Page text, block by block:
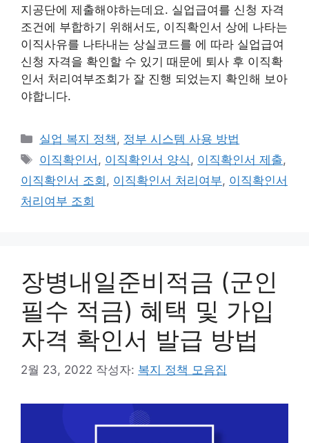
지공단에 제출해야하는데요. 실업급여를 신청 자격
조건에 부합하기 위해서도, 이직확인서 상에 나타는
이직사유를 나타내는 상실코드를 에 따라 실업급여
신청 자격을 확인할 수 있기 때문에 퇴사 후 이직확
인서 처리여부조회가 잘 진행 되었는지 확인해 보아
야합니다.
카
테
고
리
실업 복지 정책 , 정부 시스템 사용 방법
태
그
이직확인서 , 이직확인서 양식 , 이직확인서 제출,
이직확인서 조회 , 이직확인서 처리여부, 이직확인서
처리여부 조회
장병내일준비적금 (군인
필수 적금) 혜택 및 가입
자격 확인서 발급 방법
2월 23, 2022 작성자: 복지 정책 모음집